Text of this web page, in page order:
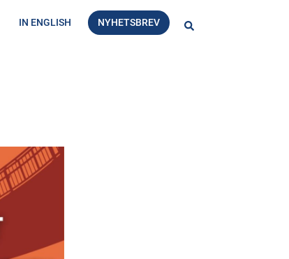
IN ENGLISH NYHETSBREV Sök